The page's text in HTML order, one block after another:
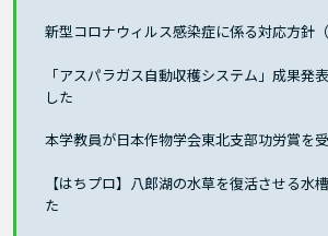
新型コロナウィルス感染症に係る対応方針（
「アスパラガス自動収穫システム」成果発
した
本学教員が日本作物学会東北支部功労賞を
【はちプロ】八郎湖の水草を復活させる水
た